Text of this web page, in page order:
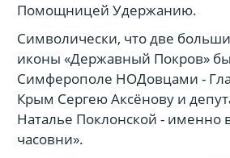
Помощницей Удержанию.
Символически, что две
иконы «Державный Покров»
Симферополе НОДовцами -
Крым Сергею Аксёнову и
Наталье Поклонской - именно
часовни».